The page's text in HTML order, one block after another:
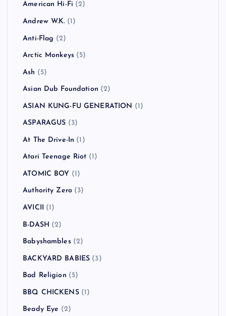
American Hi-Fi (2)
Andrew W.K. (1)
Anti-Flag (2)
Arctic Monkeys (5)
Ash (5)
Asian Dub Foundation (2)
ASIAN KUNG-FU GENERATION (1)
ASPARAGUS (3)
At The Drive-In (1)
Atari Teenage Riot (1)
ATOMIC BOY (1)
Authority Zero (3)
AVICII (1)
B-DASH (2)
Babyshambles(2)
BACKYARD BABIES (3)
Bad Religion (5)
BBQ CHICKENS(1)
Beady Eye (2)